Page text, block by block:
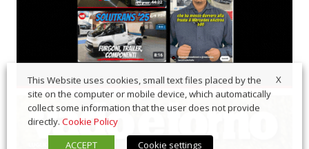
X
This Website uses cookies, small text files placed by the
site on the computer or mobile device, which automatically
collect some information that the user does not provide
directly. Cookie Policy
ACCEPT
Cookie settings